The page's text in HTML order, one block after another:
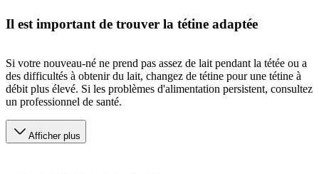
Il est important de trouver la tétine adaptée
Si votre nouveau-né ne prend pas assez de lait pendant la tétée ou a
des difficultés à obtenir du lait, changez de tétine pour une tétine à
débit plus élevé. Si les problèmes d'alimentation persistent, consultez
un professionnel de santé.
Afficher plus